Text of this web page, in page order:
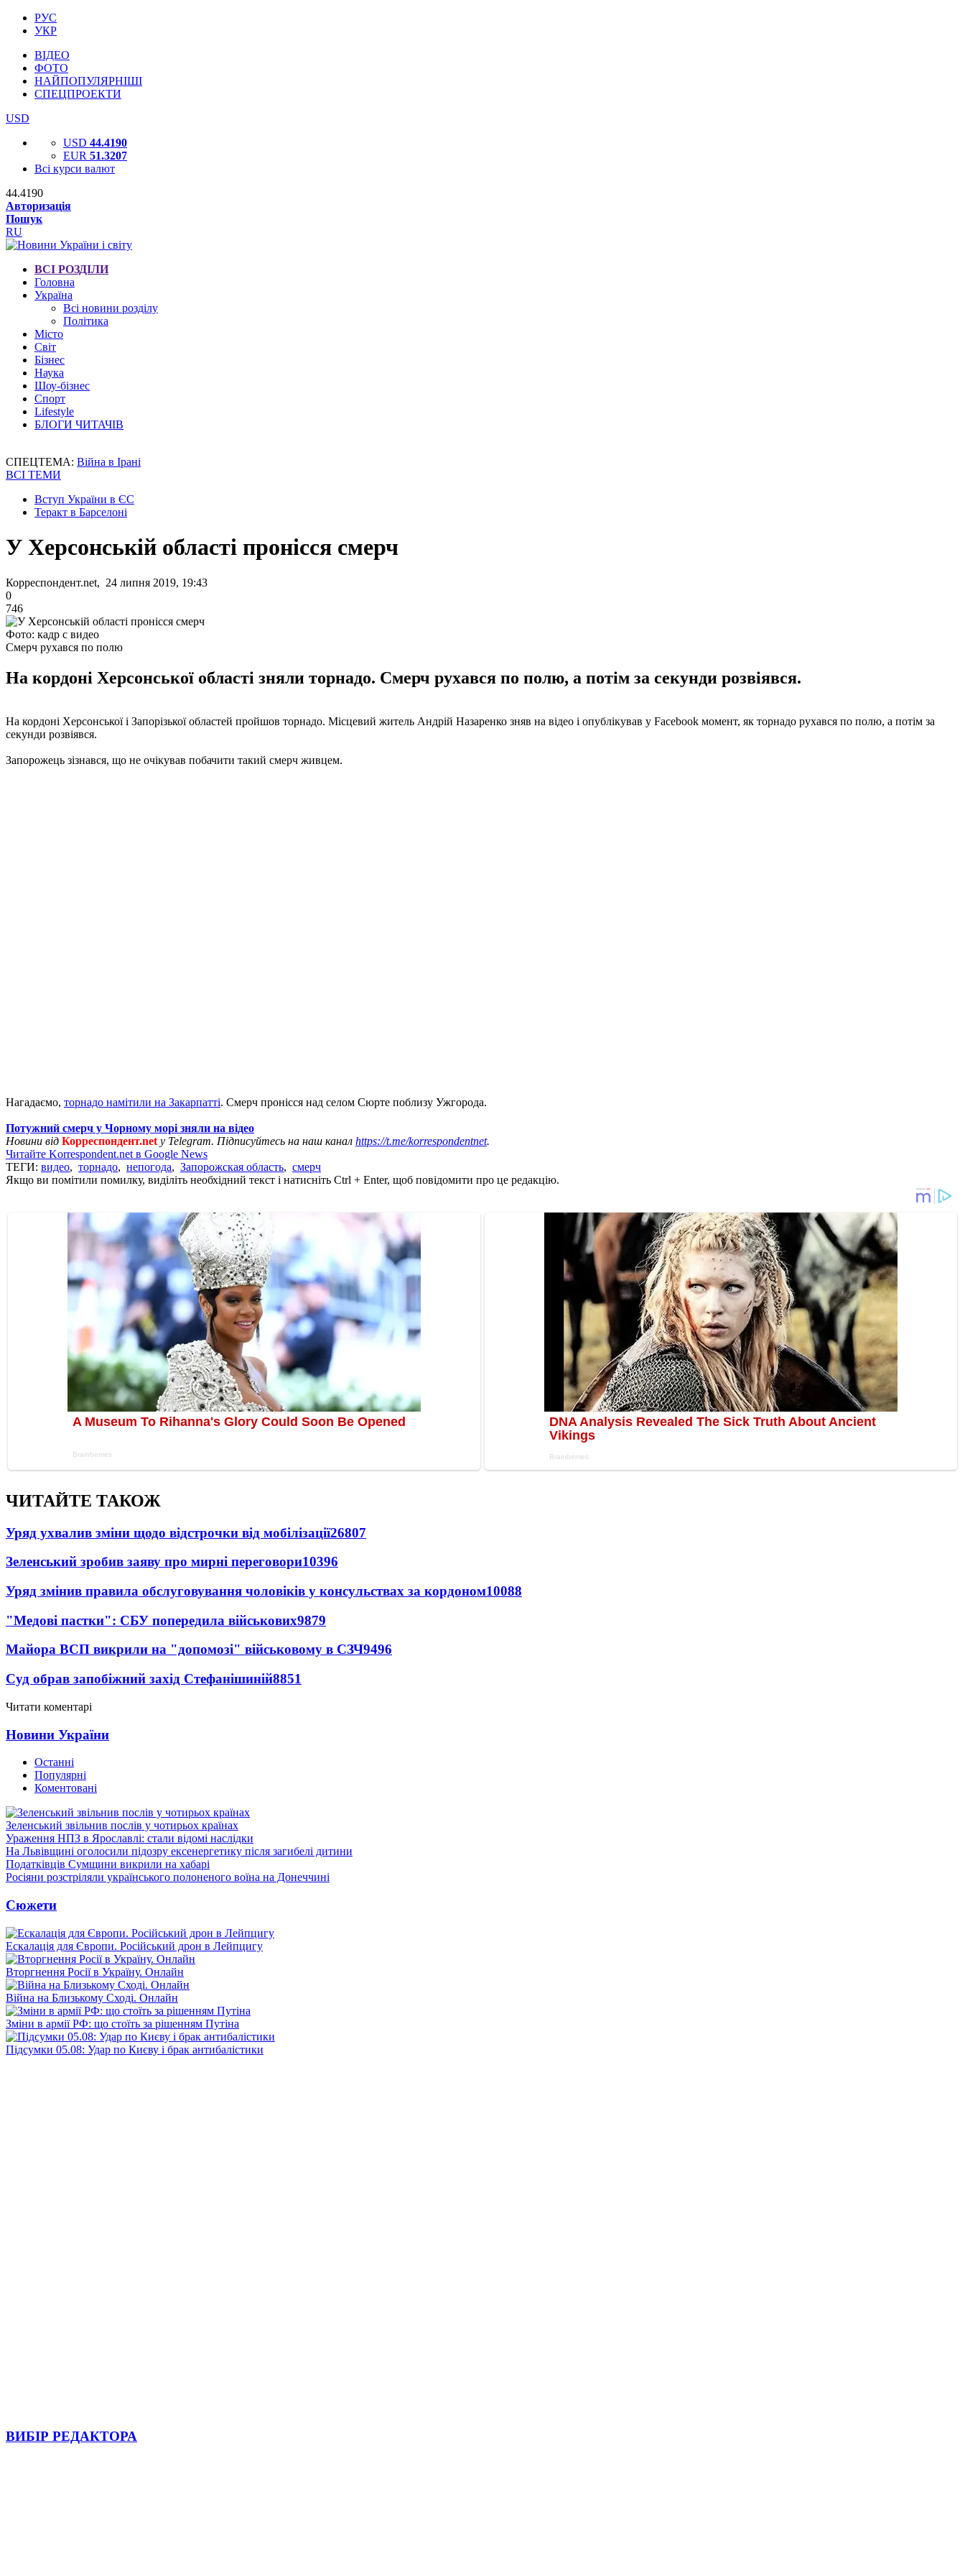
РУС
УКР
ВІДЕО
ФОТО
НАЙПОПУЛЯРНІШІ
СПЕЦПРОЕКТИ
USD
USD 44.4190
EUR 51.3207
Всі курси валют
44.4190
Авторизація
Пошук
RU
ВСІ РОЗДІЛИ
Головна
Україна
Всі новини розділу
Політика
Місто
Світ
Бізнес
Наука
Шоу-бізнес
Спорт
Lifestyle
БЛОГИ ЧИТАЧІВ
СПЕЦТЕМА: Війна в Ірані
ВСІ ТЕМИ
Вступ України в ЄС
Теракт в Барселоні
У Херсонській області пронісся смерч
Корреспондент.net, 24 липня 2019, 19:43
0
746
Фото: кадр с видео
Смерч рухався по полю
На кордоні Херсонської області зняли торнадо. Смерч рухався по полю, а потім за секунди розвіявся.
На кордоні Херсонської і Запорізької областей пройшов торнадо. Місцевий житель Андрій Назаренко зняв на відео і опублікував у Facebook момент, як торнадо рухався по полю, а потім за
секунди розвіявся.
Запорожець зізнався, що не очікував побачити такий смерч живцем.
Нагадаємо, торнадо намітили на Закарпатті. Смерч пронісся над селом Сюрте поблизу Ужгорода.
Потужний смерч у Чорному морі зняли на відео
Новини від Корреспондент.net у Telegram. Підписуйтесь на наш канал https://t.me/korrespondentnet.
Читайте Korrespondent.net в Google News
ТЕГИ: видео, торнадо, непогода, Запорожская область, смерч
Якщо ви помітили помилку, виділіть необхідний текст і натисніть Ctrl + Enter, щоб повідомити про це редакцію.
ЧИТАЙТЕ ТАКОЖ
Уряд ухвалив зміни щодо відстрочки від мобілізації26807
Зеленський зробив заяву про мирні переговори10396
Уряд змінив правила обслуговування чоловіків у консульствах за кордоном10088
"Медові пастки": СБУ попередила військових9879
Майора ВСП викрили на "допомозі" військовому в СЗЧ9496
Суд обрав запобіжний захід Стефанішиній8851
Читати коментарі
Новини України
Останні
Популярні
Коментовані
Зеленський звільнив послів у чотирьох країнах
Ураження НПЗ в Ярославлі: стали відомі наслідки
На Львівщині оголосили підозру ексенергетику після загибелі дитини
Податківців Сумщини викрили на хабарі
Росіяни розстріляли українського полоненого воїна на Донеччині
Сюжети
Ескалація для Європи. Російський дрон в Лейпцигу
Вторгнення Росії в Україну. Онлайн
Війна на Близькому Сході. Онлайн
Зміни в армії РФ: що стоїть за рішенням Путіна
Підсумки 05.08: Удар по Києву і брак антибалістики
ВИБІР РЕДАКТОРА